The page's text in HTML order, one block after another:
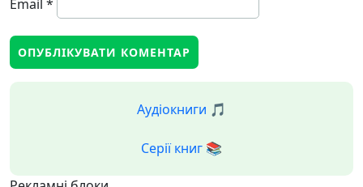
Email *
Аудіокниги 🎵
Серії книг 📚